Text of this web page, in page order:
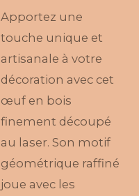
Apportez une
touche unique et
artisanale à votre
décoration avec cet
œuf en bois
finement découpé
au laser. Son motif
géométrique raffiné
joue avec les